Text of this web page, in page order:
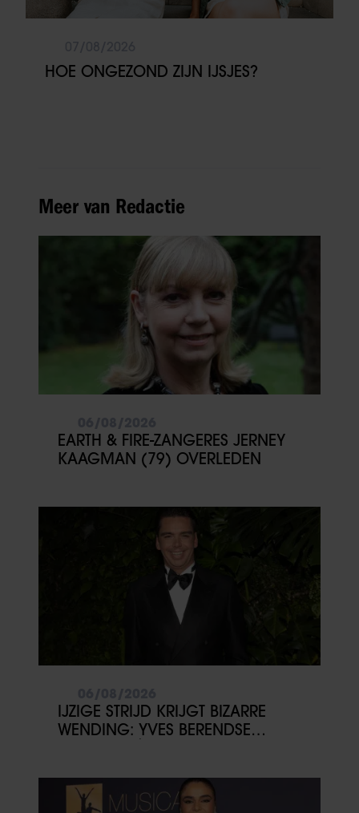
HOE ONGEZOND ZIJN IJSJES?
Meer van Redactie
EARTH & FIRE-ZANGERES JERNEY
KAAGMAN (79) OVERLEDEN
IJZIGE STRIJD KRIJGT BIZARRE
WENDING: YVES BERENDSE